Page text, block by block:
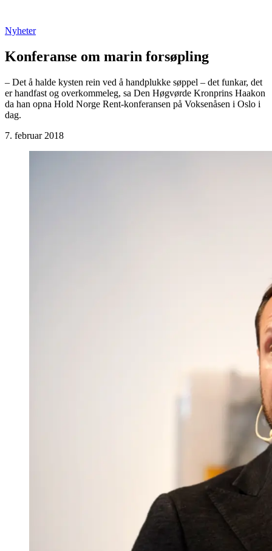
Nyheter
Konferanse om marin forsøpling
– Det å halde kysten rein ved å handplukke søppel – det funkar, det
er handfast og overkommeleg, sa Den Høgvørde Kronprins Haakon
da han opna Hold Norge Rent-konferansen på Voksenåsen i Oslo i
dag.
7. februar 2018